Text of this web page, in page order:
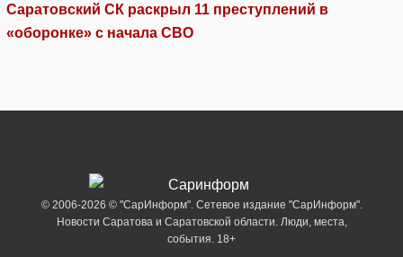
Саратовский СК раскрыл 11 преступлений в
«оборонке» с начала СВО
© 2006-2026 © "СарИнформ". Сетевое издание "СарИнформ".
Новости Саратова и Саратовской области. Люди, места,
события. 18+